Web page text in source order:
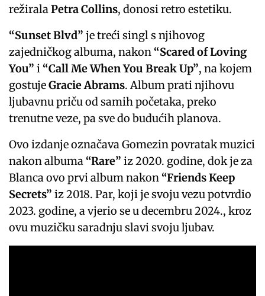
režiralaPetra Collins, donosi retro estetiku.
“Sunset Blvd” je treći singl s njihovog
zajedničkog albuma, nakon “Scared of Loving
You” i “Call Me When You Break Up”, na kojem
gostujeGracie Abrams. Album prati njihovu
ljubavnu priču od samih početaka, preko
trenutne veze, pa sve do budućih planova.
Ovo izdanje označava Gomezin povratak muzici
nakon albuma “Rare” iz 2020. godine, dok je za
Blanca ovo prvi album nakon “Friends Keep
Secrets” iz 2018. Par, koji je svoju vezu potvrdio
2023. godine, a vjerio se u decembru 2024., kroz
ovu muzičku saradnju slavi svoju ljubav.